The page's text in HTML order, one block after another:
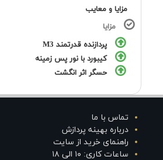
مزایا و معایب
مزایا
پردازنده قدرتمند M3
کیبورد با نور پس زمینه
حسگر اثر انگشت
تماس با ما
درباره بهینه پردازش
راهنمای خرید از سایت
ساعات کاری: ۱۰ الی ۱۸